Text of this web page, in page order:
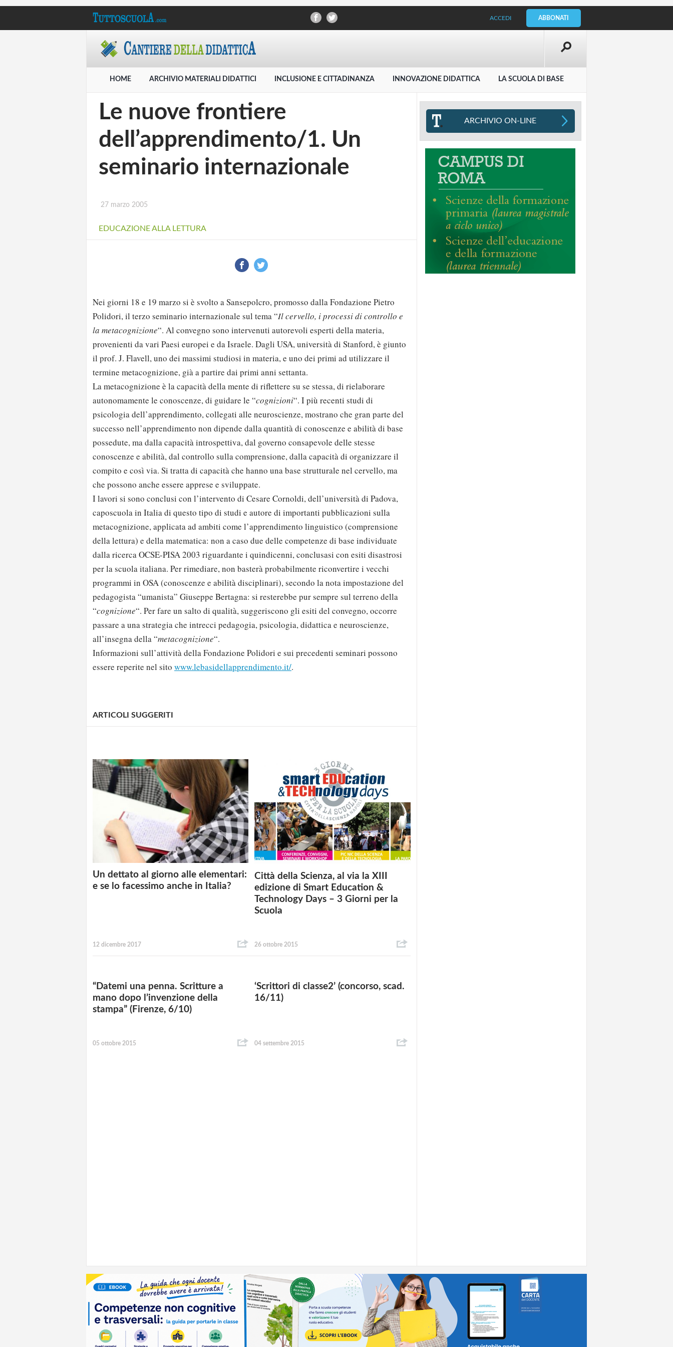
ACCEDI ABBONATI
HOME ARCHIVIO MATERIALI DIDATTICI INCLUSIONE E CITTADINANZA INNOVAZIONE DIDATTICA LA SCUOLA DI BASE
Le nuove frontiere
dell’apprendimento/1. Un
seminario internazionale
27 marzo 2005
EDUCAZIONE ALLA LETTURA
Nei giorni 18 e 19 marzo si è svolto a Sansepolcro, promosso dalla Fondazione Pietro
Polidori, il terzo seminario internazionale sul tema “Il cervello, i processi di controllo e
la metacognizione“. Al convegno sono intervenuti autorevoli esperti della materia,
provenienti da vari Paesi europei e da Israele. Dagli USA, università di Stanford, è giunto
il prof. J. Flavell, uno dei massimi studiosi in materia, e uno dei primi ad utilizzare il
termine metacognizione, già a partire dai primi anni settanta.
La metacognizione è la capacità della mente di riflettere su se stessa, di rielaborare
autonomamente le conoscenze, di guidare le “cognizioni“. I più recenti studi di
psicologia dell’apprendimento, collegati alle neuroscienze, mostrano che gran parte del
successo nell’apprendimento non dipende dalla quantità di conoscenze e abilità di base
possedute, ma dalla capacità introspettiva, dal governo consapevole delle stesse
conoscenze e abilità, dal controllo sulla comprensione, dalla capacità di organizzare il
compito e così via. Si tratta di capacità che hanno una base strutturale nel cervello, ma
che possono anche essere apprese e sviluppate.
I lavori si sono conclusi con l’intervento di Cesare Cornoldi, dell’università di Padova,
caposcuola in Italia di questo tipo di studi e autore di importanti pubblicazioni sulla
metacognizione, applicata ad ambiti come l’apprendimento linguistico (comprensione
della lettura) e della matematica: non a caso due delle competenze di base individuate
dalla ricerca OCSE-PISA 2003 riguardante i quindicenni, conclusasi con esiti disastrosi
per la scuola italiana. Per rimediare, non basterà probabilmente riconvertire i vecchi
programmi in OSA (conoscenze e abilità disciplinari), secondo la nota impostazione del
pedagogista “umanista” Giuseppe Bertagna: si resterebbe pur sempre sul terreno della
“cognizione“. Per fare un salto di qualità, suggeriscono gli esiti del convegno, occorre
passare a una strategia che intrecci pedagogia, psicologia, didattica e neuroscienze,
all’insegna della “metacognizione“.
Informazioni sull’attività della Fondazione Polidori e sui precedenti seminari possono
essere reperite nel sito www.lebasidellapprendimento.it/.
ARTICOLI SUGGERITI
Un dettato al giorno alle elementari:
e se lo facessimo anche in Italia?
12 dicembre 2017
Città della Scienza, al via la XIII
edizione di Smart Education &
Technology Days – 3 Giorni per la
Scuola
26 ottobre 2015
“Datemi una penna. Scritture a
mano dopo l’invenzione della
stampa” (Firenze, 6/10)
05 ottobre 2015
‘Scrittori di classe2’ (concorso, scad.
16/11)
04 settembre 2015
ARCHIVIO ON-LINE